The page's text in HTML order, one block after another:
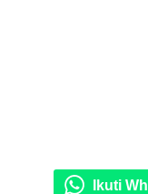
Ikuti